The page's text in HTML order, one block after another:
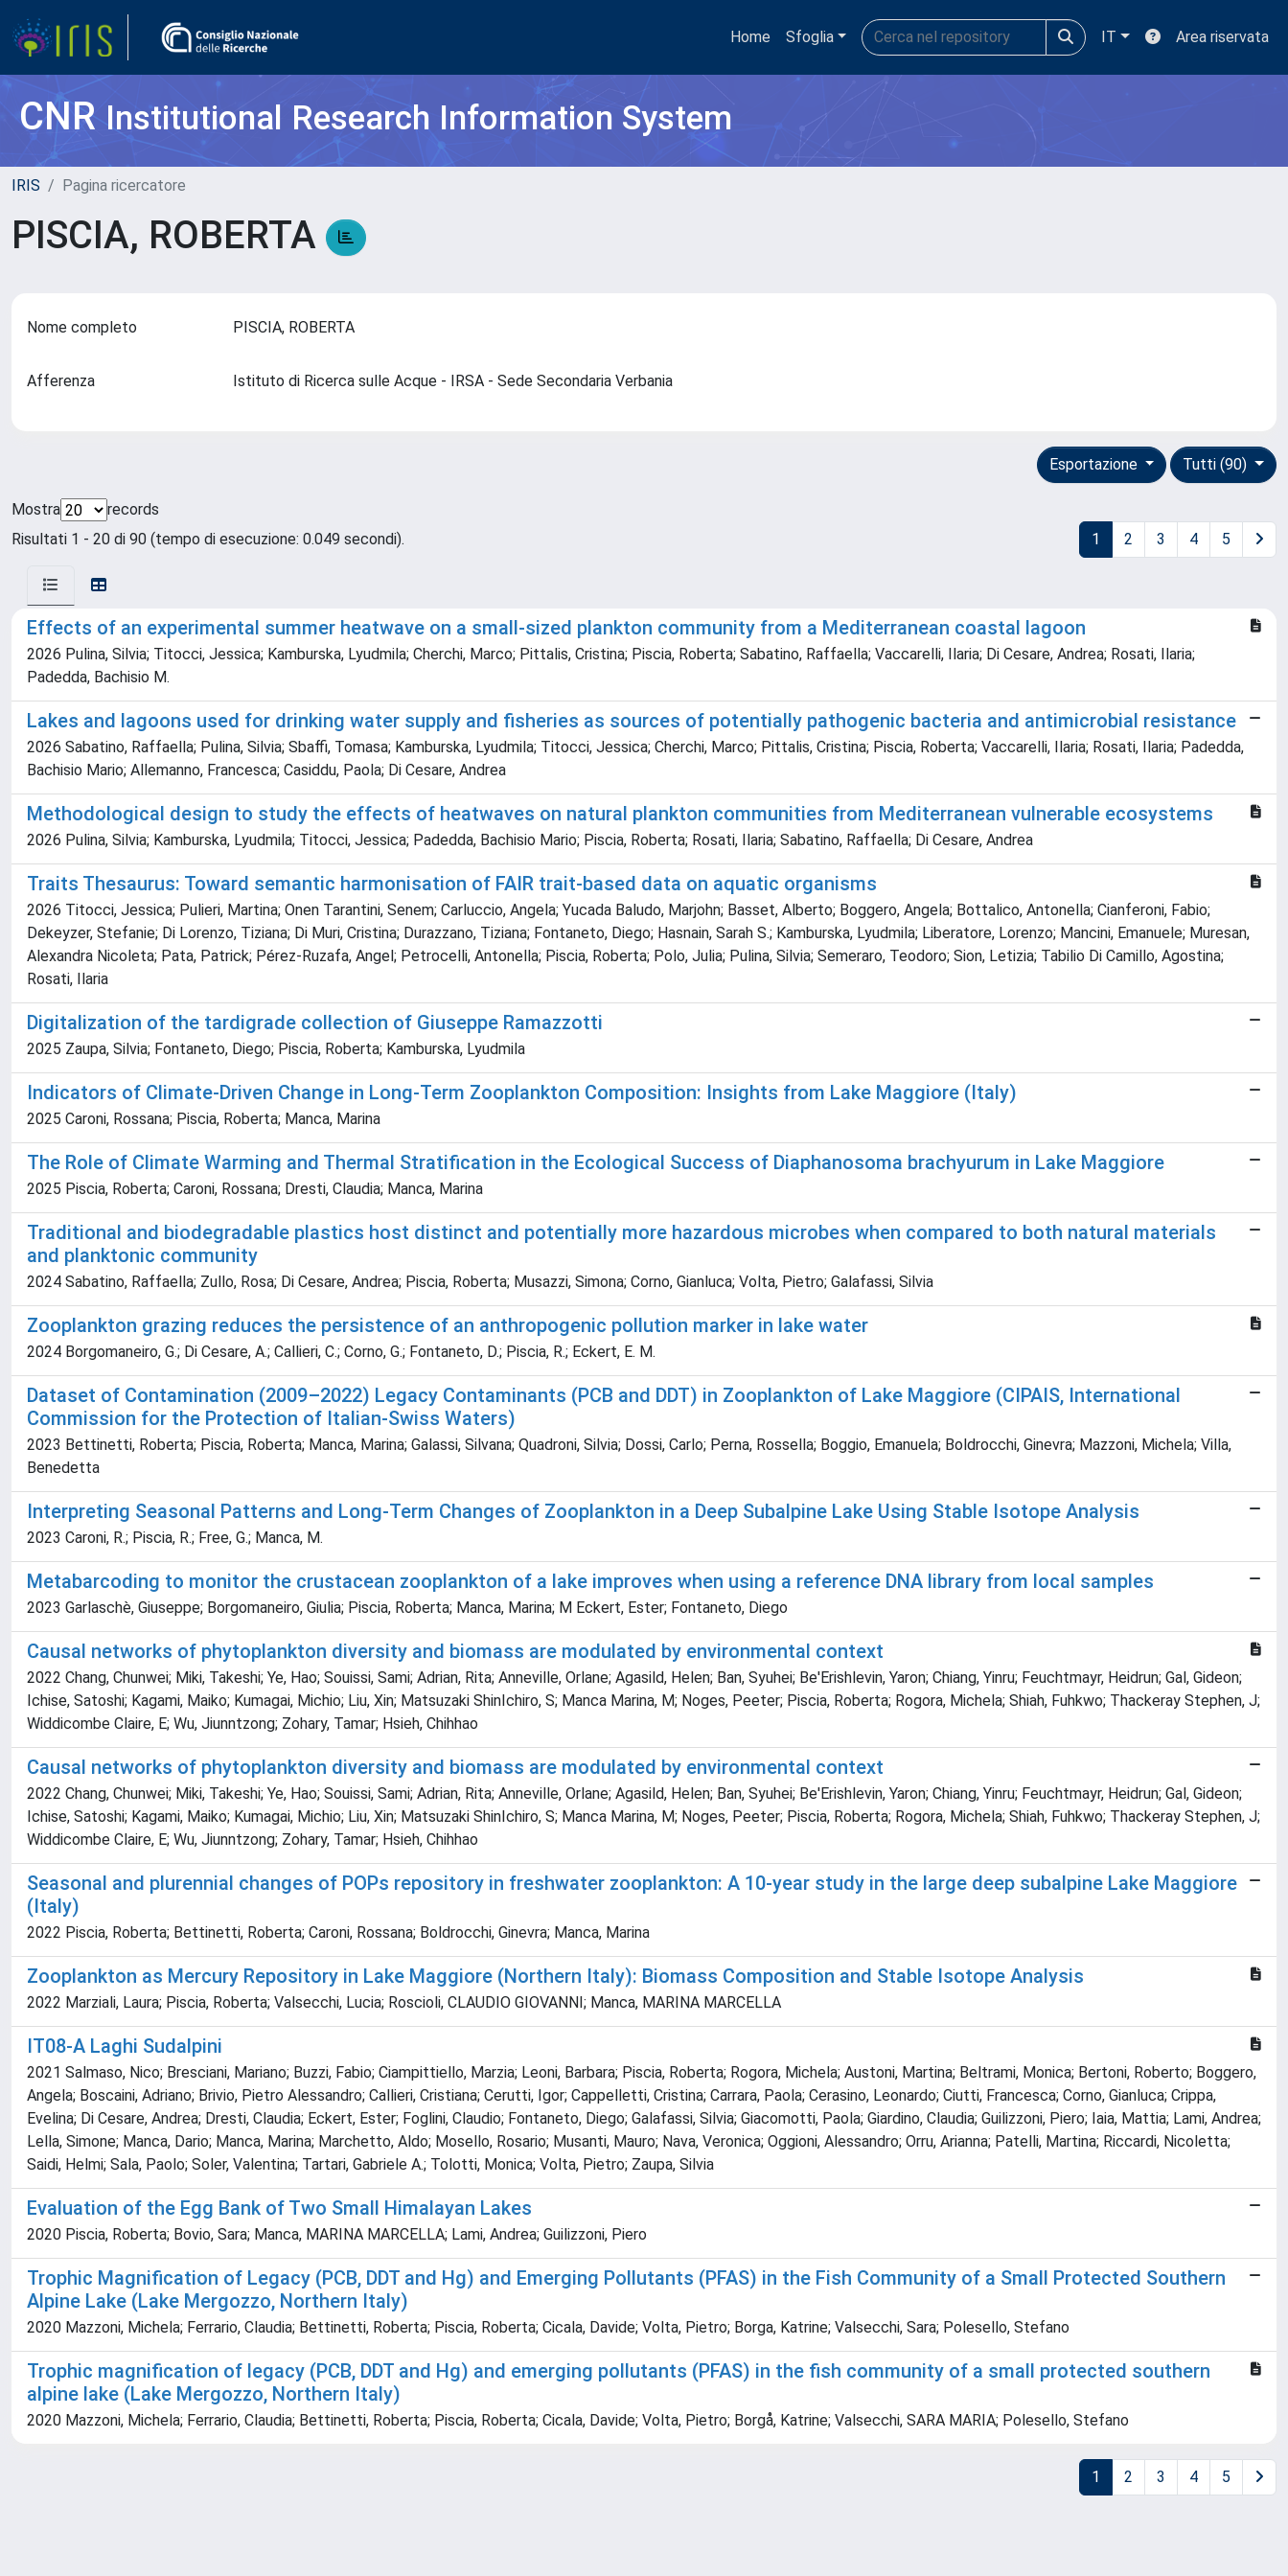
Home Sfoglia IT Area riservata
CNRInstitutional Research Information System
IRIS Pagina ricercatore
PISCIA, ROBERTA
Nome completo PISCIA, ROBERTA
Afferenza Istituto di Ricerca sulle Acque - IRSA - Sede Secondaria Verbania
Tutti (90)
Esportazione
Mostra
records
Risultati 1 - 20 di 90 (tempo di esecuzione: 0.049 secondi).
1 2 3 4 5
Effects of an experimental summer heatwave on a small-sized plankton community from a Mediterranean coastal lagoon
2026 Pulina, Silvia; Titocci, Jessica; Kamburska, Lyudmila; Cherchi, Marco; Pittalis, Cristina; Piscia, Roberta; Sabatino, Raffaella; Vaccarelli, Ilaria; Di Cesare, Andrea; Rosati, Ilaria;
Padedda, Bachisio M.
Lakes and lagoons used for drinking water supply and fisheries as sources of potentially pathogenic bacteria and antimicrobial resistance
2026 Sabatino, Raffaella; Pulina, Silvia; Sbaffi, Tomasa; Kamburska, Lyudmila; Titocci, Jessica; Cherchi, Marco; Pittalis, Cristina; Piscia, Roberta; Vaccarelli, Ilaria; Rosati, Ilaria; Padedda,
Bachisio Mario; Allemanno, Francesca; Casiddu, Paola; Di Cesare, Andrea
Methodological design to study the effects of heatwaves on natural plankton communities from Mediterranean vulnerable ecosystems
2026 Pulina, Silvia; Kamburska, Lyudmila; Titocci, Jessica; Padedda, Bachisio Mario; Piscia, Roberta; Rosati, Ilaria; Sabatino, Raffaella; Di Cesare, Andrea
Traits Thesaurus: Toward semantic harmonisation of FAIR trait-based data on aquatic organisms
2026 Titocci, Jessica; Pulieri, Martina; Onen Tarantini, Senem; Carluccio, Angela; Yucada Baludo, Marjohn; Basset, Alberto; Boggero, Angela; Bottalico, Antonella; Cianferoni, Fabio;
Dekeyzer, Stefanie; Di Lorenzo, Tiziana; Di Muri, Cristina; Durazzano, Tiziana; Fontaneto, Diego; Hasnain, Sarah S.; Kamburska, Lyudmila; Liberatore, Lorenzo; Mancini, Emanuele; Muresan,
Alexandra Nicoleta; Pata, Patrick; Pérez-Ruzafa, Angel; Petrocelli, Antonella; Piscia, Roberta; Polo, Julia; Pulina, Silvia; Semeraro, Teodoro; Sion, Letizia; Tabilio Di Camillo, Agostina;
Rosati, Ilaria
Digitalization of the tardigrade collection of Giuseppe Ramazzotti
2025 Zaupa, Silvia; Fontaneto, Diego; Piscia, Roberta; Kamburska, Lyudmila
Indicators of Climate-Driven Change in Long-Term Zooplankton Composition: Insights from Lake Maggiore (Italy)
2025 Caroni, Rossana; Piscia, Roberta; Manca, Marina
The Role of Climate Warming and Thermal Stratification in the Ecological Success of Diaphanosoma brachyurum in Lake Maggiore
2025 Piscia, Roberta; Caroni, Rossana; Dresti, Claudia; Manca, Marina
Traditional and biodegradable plastics host distinct and potentially more hazardous microbes when compared to both natural materials
and planktonic community
2024 Sabatino, Raffaella; Zullo, Rosa; Di Cesare, Andrea; Piscia, Roberta; Musazzi, Simona; Corno, Gianluca; Volta, Pietro; Galafassi, Silvia
Zooplankton grazing reduces the persistence of an anthropogenic pollution marker in lake water
2024 Borgomaneiro, G.; Di Cesare, A.; Callieri, C.; Corno, G.; Fontaneto, D.; Piscia, R.; Eckert, E. M.
Dataset of Contamination (2009–2022) Legacy Contaminants (PCB and DDT) in Zooplankton of Lake Maggiore (CIPAIS, International
Commission for the Protection of Italian-Swiss Waters)
2023 Bettinetti, Roberta; Piscia, Roberta; Manca, Marina; Galassi, Silvana; Quadroni, Silvia; Dossi, Carlo; Perna, Rossella; Boggio, Emanuela; Boldrocchi, Ginevra; Mazzoni, Michela; Villa,
Benedetta
Interpreting Seasonal Patterns and Long-Term Changes of Zooplankton in a Deep Subalpine Lake Using Stable Isotope Analysis
2023 Caroni, R.; Piscia, R.; Free, G.; Manca, M.
Metabarcoding to monitor the crustacean zooplankton of a lake improves when using a reference DNA library from local samples
2023 Garlaschè, Giuseppe; Borgomaneiro, Giulia; Piscia, Roberta; Manca, Marina; M Eckert, Ester; Fontaneto, Diego
Causal networks of phytoplankton diversity and biomass are modulated by environmental context
2022 Chang, Chunwei; Miki, Takeshi; Ye, Hao; Souissi, Sami; Adrian, Rita; Anneville, Orlane; Agasild, Helen; Ban, Syuhei; Be'Erishlevin, Yaron; Chiang, Yinru; Feuchtmayr, Heidrun; Gal, Gideon;
Ichise, Satoshi; Kagami, Maiko; Kumagai, Michio; Liu, Xin; Matsuzaki ShinIchiro, S; Manca Marina, M; Noges, Peeter; Piscia, Roberta; Rogora, Michela; Shiah, Fuhkwo; Thackeray Stephen, J;
Widdicombe Claire, E; Wu, Jiunntzong; Zohary, Tamar; Hsieh, Chihhao
Causal networks of phytoplankton diversity and biomass are modulated by environmental context
2022 Chang, Chunwei; Miki, Takeshi; Ye, Hao; Souissi, Sami; Adrian, Rita; Anneville, Orlane; Agasild, Helen; Ban, Syuhei; Be'Erishlevin, Yaron; Chiang, Yinru; Feuchtmayr, Heidrun; Gal, Gideon;
Ichise, Satoshi; Kagami, Maiko; Kumagai, Michio; Liu, Xin; Matsuzaki ShinIchiro, S; Manca Marina, M; Noges, Peeter; Piscia, Roberta; Rogora, Michela; Shiah, Fuhkwo; Thackeray Stephen, J;
Widdicombe Claire, E; Wu, Jiunntzong; Zohary, Tamar; Hsieh, Chihhao
Seasonal and plurennial changes of POPs repository in freshwater zooplankton: A 10-year study in the large deep subalpine Lake Maggiore
(Italy)
2022 Piscia, Roberta; Bettinetti, Roberta; Caroni, Rossana; Boldrocchi, Ginevra; Manca, Marina
Zooplankton as Mercury Repository in Lake Maggiore (Northern Italy): Biomass Composition and Stable Isotope Analysis
2022 Marziali, Laura; Piscia, Roberta; Valsecchi, Lucia; Roscioli, CLAUDIO GIOVANNI; Manca, MARINA MARCELLA
IT08-A Laghi Sudalpini
2021 Salmaso, Nico; Bresciani, Mariano; Buzzi, Fabio; Ciampittiello, Marzia; Leoni, Barbara; Piscia, Roberta; Rogora, Michela; Austoni, Martina; Beltrami, Monica; Bertoni, Roberto; Boggero,
Angela; Boscaini, Adriano; Brivio, Pietro Alessandro; Callieri, Cristiana; Cerutti, Igor; Cappelletti, Cristina; Carrara, Paola; Cerasino, Leonardo; Ciutti, Francesca; Corno, Gianluca; Crippa,
Evelina; Di Cesare, Andrea; Dresti, Claudia; Eckert, Ester; Foglini, Claudio; Fontaneto, Diego; Galafassi, Silvia; Giacomotti, Paola; Giardino, Claudia; Guilizzoni, Piero; Iaia, Mattia; Lami, Andrea;
Lella, Simone; Manca, Dario; Manca, Marina; Marchetto, Aldo; Mosello, Rosario; Musanti, Mauro; Nava, Veronica; Oggioni, Alessandro; Orru, Arianna; Patelli, Martina; Riccardi, Nicoletta;
Saidi, Helmi; Sala, Paolo; Soler, Valentina; Tartari, Gabriele A.; Tolotti, Monica; Volta, Pietro; Zaupa, Silvia
Evaluation of the Egg Bank of Two Small Himalayan Lakes
2020 Piscia, Roberta; Bovio, Sara; Manca, MARINA MARCELLA; Lami, Andrea; Guilizzoni, Piero
Trophic Magnification of Legacy (PCB, DDT and Hg) and Emerging Pollutants (PFAS) in the Fish Community of a Small Protected Southern
Alpine Lake (Lake Mergozzo, Northern Italy)
2020 Mazzoni, Michela; Ferrario, Claudia; Bettinetti, Roberta; Piscia, Roberta; Cicala, Davide; Volta, Pietro; Borga, Katrine; Valsecchi, Sara; Polesello, Stefano
Trophic magnification of legacy (PCB, DDT and Hg) and emerging pollutants (PFAS) in the fish community of a small protected southern
alpine lake (Lake Mergozzo, Northern Italy)
2020 Mazzoni, Michela; Ferrario, Claudia; Bettinetti, Roberta; Piscia, Roberta; Cicala, Davide; Volta, Pietro; Borgå, Katrine; Valsecchi, SARA MARIA; Polesello, Stefano
1 2 3 4 5